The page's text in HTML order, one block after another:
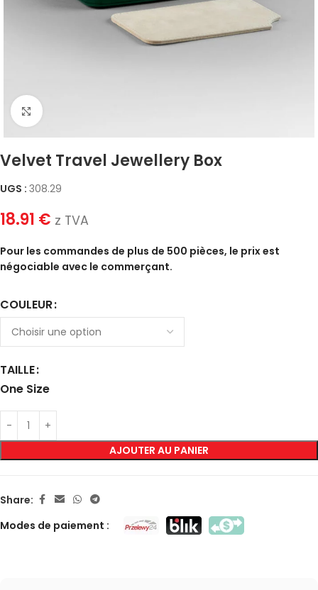
Click to enlarge
Velvet Travel Jewellery Box
UGS : 308.29
18.91 € z TVA
Pour les commandes de plus de 500 pièces, le prix est
négociable avec le commerçant.
COULEUR
TAILLE
One Size
AJOUTER AU PANIER
Share:
Modes de paiement :